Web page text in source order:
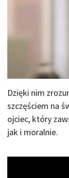
Dzięki nim
szczęściem na
ojciec, który
jak i moralnie.